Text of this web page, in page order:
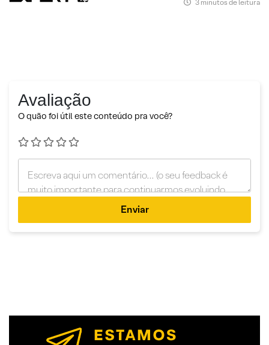
3 minutos de leitura
Avaliação
O quão foi útil este conteúdo pra você?
Enviar